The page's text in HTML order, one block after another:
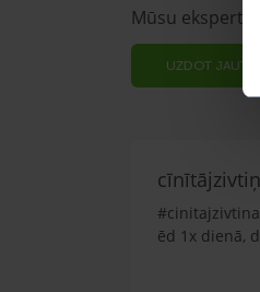
Mūsu eksperti
UZDOT
ēd 1x dienā,